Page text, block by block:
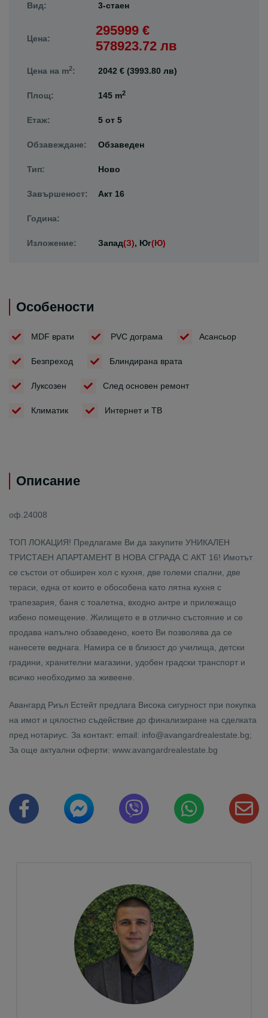
Вид: 3-стаен
Цена:
295999 €
578923.72 лв
Цена на m2: 2042 € (3993.80 лв)
Площ: 145 m2
Етаж: 5 от 5
Обзавеждане: Обзаведен
Тип: Ново
Завършеност: Акт 16
Година:
Изложение: Запад(З), Юг(Ю)
Особености
MDF врати PVC дограма Асансьор
Безпреход Блиндирана врата
Луксозен След основен ремонт
Климатик Интернет и ТВ
Описание
оф.24008
ТОП ЛОКАЦИЯ! Предлагаме Ви да закупите УНИКАЛЕН
ТРИСТАЕН АПАРТАМЕНТ В НОВА СГРАДА С АКТ 16! Имотът
се състои от обширен хол с кухня, две големи спални, две
тераси, една от които е обособена като лятна кухня с
трапезария, баня с тоалетна, входно антре и прилежащо
избено помещение. Жилището е в отлично състояние и се
продава напълно обзаведено, което Ви позволява да се
нанесете веднага. Намира се в близост до училища, детски
градини, хранителни магазини, удобен градски транспорт и
всичко необходимо за живеене.
Авангард Риъл Естейт предлага Висока сигурност при покупка
на имот и цялостно съдействие до финализиране на сделката
пред нотариус. За контакт: email: info@avangardrealestate.bg;
За още актуални оферти: www.avangardrealestate.bg